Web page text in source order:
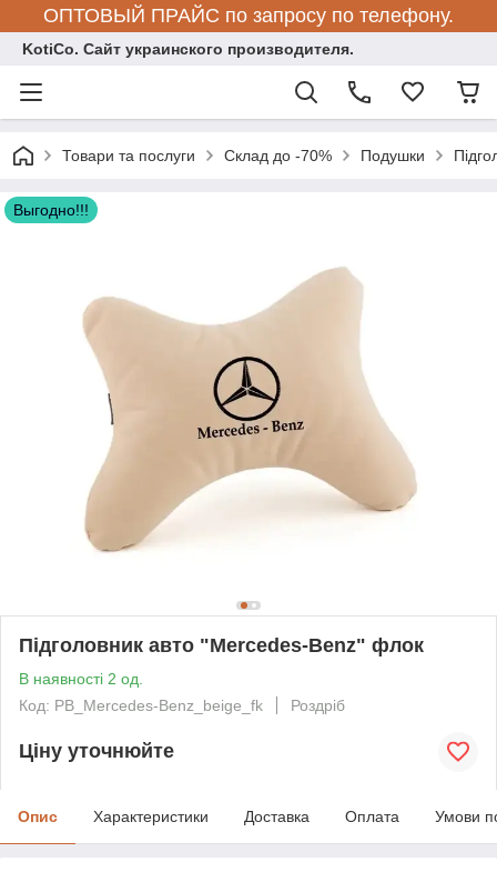
ОПТОВЫЙ ПРАЙС по запросу по телефону.
KotiCo. Сайт украинского производителя.
Товари та послуги Склад до -70% Подушки
Выгодно!!!
Підголовник авто "Mercedes-Benz" флок
В наявності 2 од.
Код: PB_Mercedes-Benz_beige_fk
Роздріб
Ціну уточнюйте
Опис Характеристики Доставка Оплата Умови